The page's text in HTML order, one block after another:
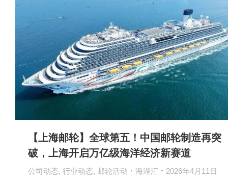
【上海邮轮】全球第五！中国邮轮制造再突
破，上海开启万亿级海洋经济新赛道
公司动态, 行业动态, 邮轮活动 海湖汇 2026年4月11日